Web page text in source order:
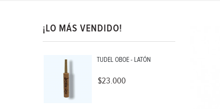
¡LO MÁS VENDIDO!
TUDEL OBOE - LATÓN
$23.000